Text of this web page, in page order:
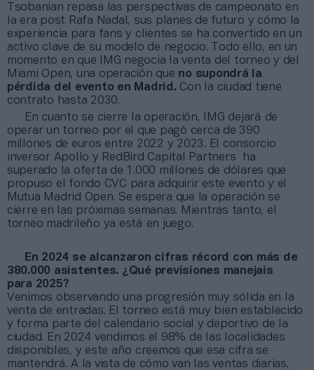
Tsobanian repasa las perspectivas de campeonato en
la era post Rafa Nadal, sus planes de futuro y cómo la
experiencia para fans y clientes se ha convertido en un
activo clave de su modelo de negocio. Todo ello, en un
momento en que IMG negocia la venta del torneo y del
Miami Open, una operación que no supondrá la
pérdida del evento en Madrid. Con la ciudad tiene
contrato hasta 2030.
En cuanto se cierre la operación, IMG dejará de
operar un torneo por el que pagó cerca de 390
millones de euros entre 2022 y 2023. El consorcio
inversor Apollo y RedBird Capital Partners ha
superado la oferta de 1.000 millones de dólares que
propuso el fondo CVC para adquirir este evento y el
Mutua Madrid Open. Se espera que la operación se
cierre en las próximas semanas. Mientras tanto, el
torneo madrileño ya está en juego.
En 2024 se alcanzaron cifras récord con más de
380.000 asistentes. ¿Qué previsiones manejais
para 2025?
Venimos observando una progresión muy sólida en la
venta de entradas. El torneo está muy bien establecido
y forma parte del calendario social y deportivo de la
ciudad. En 2024 vendimos el 98% de las localidades
disponibles, y este año creemos que esa cifra se
mantendrá. A la vista de cómo van las ventas diarias,